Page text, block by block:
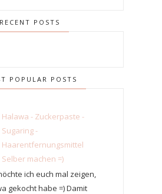
RECENT POSTS
POPULAR POSTS
Halawa - Zuckerpaste -
Sugaring -
Haarentfernungsmittel
Selber machen =)
ich euch mal zeigen,
gekocht habe =) Damit